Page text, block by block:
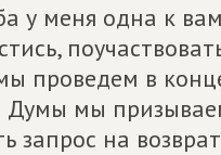
у меня одна к
проведем в
Думы мы
запрос на